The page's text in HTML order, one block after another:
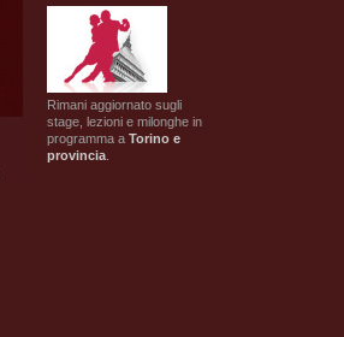
Rimani aggiornato sugli
stage, lezioni e milonghe in
programma a Torino e
provincia